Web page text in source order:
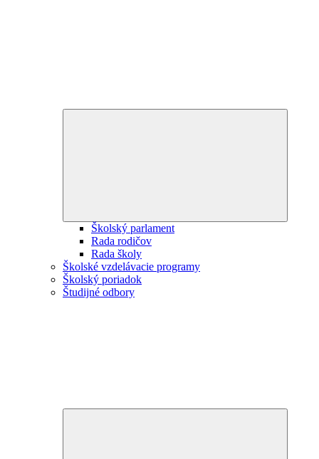
Školský parlament
Rada rodičov
Rada školy
Školské vzdelávacie programy
Školský poriadok
Študijné odbory